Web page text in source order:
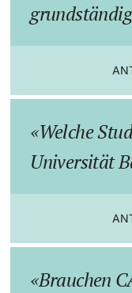
Welche
Universität
Brauchen